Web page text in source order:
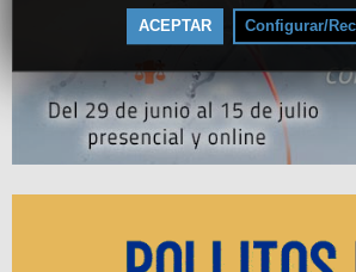
ACEPTAR Configurar/